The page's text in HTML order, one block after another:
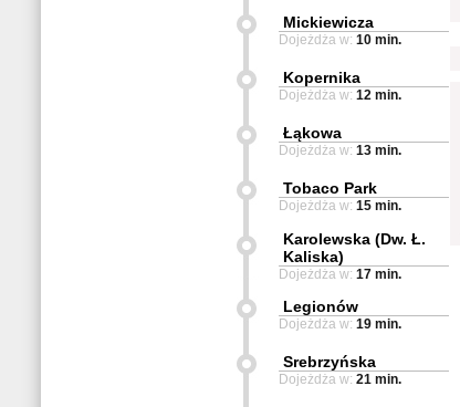
Mickiewicza
Dojeżdża w: 10 min.
Kopernika
Dojeżdża w: 12 min.
Łąkowa
Dojeżdża w: 13 min.
Tobaco Park
Dojeżdża w: 15 min.
Karolewska (Dw. Ł.
Kaliska)
Dojeżdża w: 17 min.
Legionów
Dojeżdża w: 19 min.
Srebrzyńska
Dojeżdża w: 21 min.